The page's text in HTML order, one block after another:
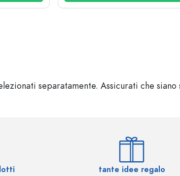
separatamente. Assicurati che
tante idee regalo